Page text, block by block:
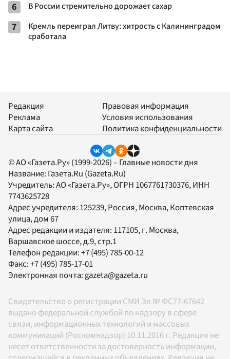
6 В России стремительно дорожает сахар
7
Кремль переиграл Литву: хитрость с Калининградом
сработала
Редакция
Реклама
Карта сайта
Правовая информация
Условия использования
Политика конфиденциальности
© АО «Газета.Ру» (1999-2026) – Главные новости дня
Название: Газета.Ru (Gazeta.Ru)
Учредитель:АО «Газета.Ру», ОГРН 1067761730376, ИНН
7743625728
Адрес учредителя: 125239, Россия, Москва, Коптевская
улица, дом 67
Адрес редакции и издателя: 117105, г. Москва,
Варшавское шоссе, д.9, стр.1
Телефон редакции:+7 (495) 785-00-12
Факс:+7 (495) 785-17-01
Электронная почта:gazeta@gazeta.ru
Свидетельство о регистрации СМИ Эл № ФС77-67642
выдано федеральной службой по надзору в сфере
связи, информационных технологий и массовых
коммуникаций (Роскомнадзор) 10.11.2016 г. Редакция не
несет ответственности за достоверность информации,